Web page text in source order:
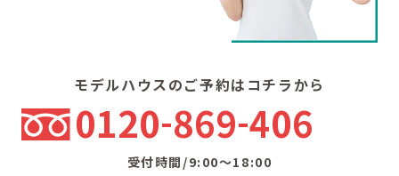
モデルハウスのご予約はコチラから
0120 869 406
受付時間/9:00〜18:00